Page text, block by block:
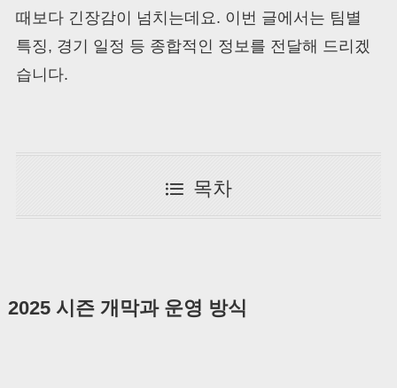
때보다 긴장감이 넘치는데요. 이번 글에서는 팀별
특징, 경기 일정 등 종합적인 정보를 전달해 드리겠
습니다.
목차
2025 시즌 개막과 운영 방식